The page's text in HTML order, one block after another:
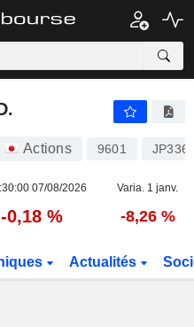
Actions 9601
07/08/2026 Varia. 1 janv.
-0,18 % -8,26 %
Actualités